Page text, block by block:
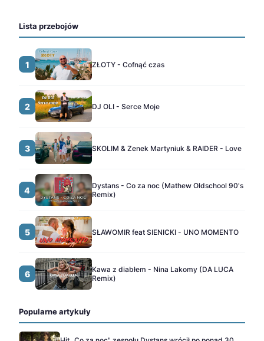
Lista przebojów
1 ZŁOTY - Cofnąć czas
2 DJ OLI - Serce Moje
3 SKOLIM & Zenek Martyniuk & RAIDER - Love
4
Dystans - Co za noc (Mathew Oldschool 90's
Remix)
5 SŁAWOMIR feat SIENICKI - UNO MOMENTO
6
Kawa z diabłem - Nina Lakomy (DA LUCA
Remix)
Popularne artykuły